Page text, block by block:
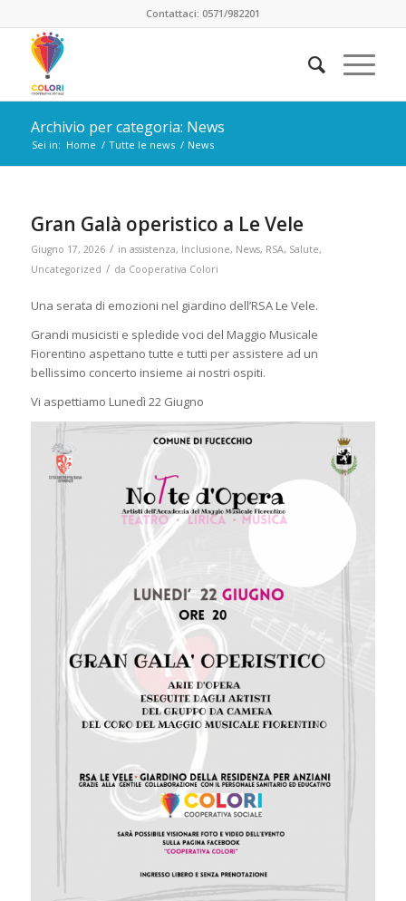
Contattaci: 0571/982201
Archivio per categoria: News
Sei in: Home / Tutte le news / News
Gran Galà operistico a Le Vele
Giugno 17, 2026 / in assistenza, Inclusione, News, RSA, Salute,
Uncategorized / da Cooperativa Colori
Una serata di emozioni nel giardino dell’RSA Le Vele.
Grandi musicisti e spledide voci del Maggio Musicale
Fiorentino aspettano tutte e tutti per assistere ad un
bellissimo concerto insieme ai nostri ospiti.
Vi aspettiamo Lunedì 22 Giugno